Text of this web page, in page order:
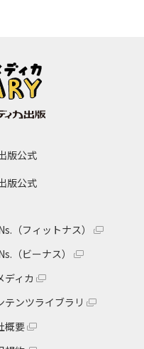
版公式
版公式
（フィットナス）
（ビーナス）
ディカ
テンツライブラリ
概要